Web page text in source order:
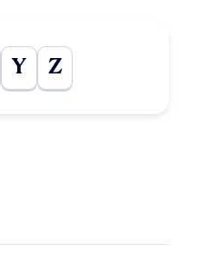
Y Z